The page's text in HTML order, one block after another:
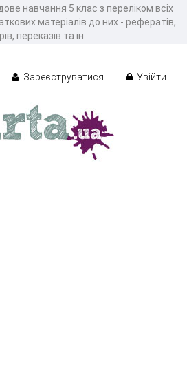
навчання 5 клас з переліком всіх
матеріалів до них - рефератів,
переказів та ін
Зареєструватися Увійти